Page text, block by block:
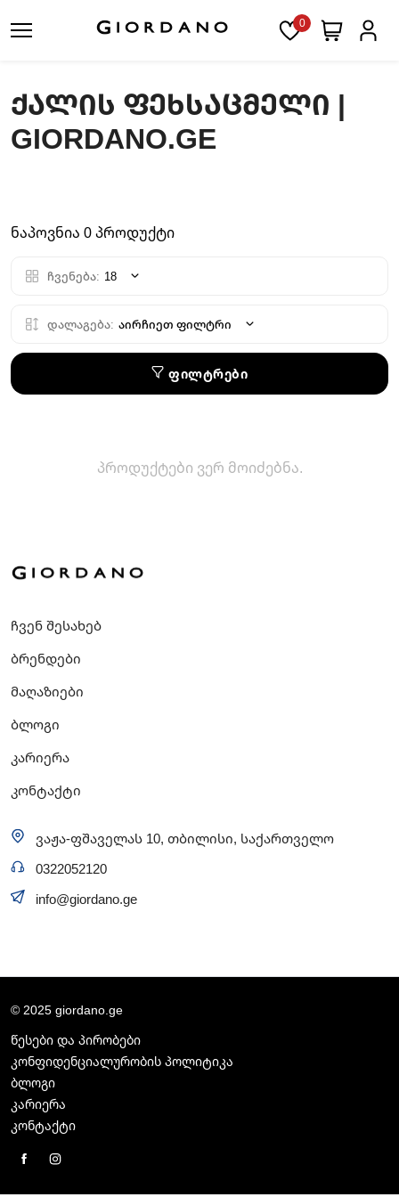
0
ᲥᲐᲚᲘᲡ ᲤᲔᲮᲡᲐᲪᲛᲔᲚᲘ |
GIORDANO.GE
ნაპოვნია 0 პროდუქტი
ჩვენება: 18
დალაგება: აირჩიეთ ფილტრი
ფილტრები
პროდუქტები ვერ მოიძებნა.
ჩვენ შესახებ
ბრენდები
მაღაზიები
ბლოგი
კარიერა
კონტაქტი
ვაჟა-ფშაველას 10, თბილისი, საქართველო
0322052120
info@giordano.ge
© 2025 giordano.ge
წესები და პირობები
კონფიდენციალურობის პოლიტიკა
ბლოგი
კარიერა
კონტაქტი